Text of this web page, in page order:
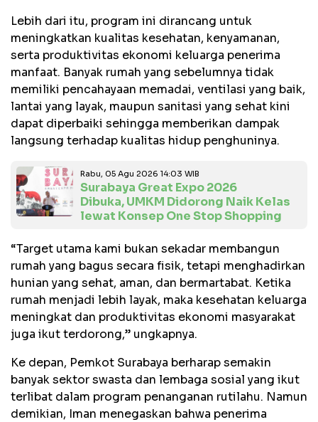
Lebih dari itu, program ini dirancang untuk
meningkatkan kualitas kesehatan, kenyamanan,
serta produktivitas ekonomi keluarga penerima
manfaat. Banyak rumah yang sebelumnya tidak
memiliki pencahayaan memadai, ventilasi yang baik,
lantai yang layak, maupun sanitasi yang sehat kini
dapat diperbaiki sehingga memberikan dampak
langsung terhadap kualitas hidup penghuninya.
Rabu, 05 Agu 2026 14:03 WIB
Surabaya Great Expo 2026
Dibuka, UMKM Didorong Naik Kelas
lewat Konsep One Stop Shopping
“Target utama kami bukan sekadar membangun
rumah yang bagus secara fisik, tetapi menghadirkan
hunian yang sehat, aman, dan bermartabat. Ketika
rumah menjadi lebih layak, maka kesehatan keluarga
meningkat dan produktivitas ekonomi masyarakat
juga ikut terdorong,” ungkapnya.
Ke depan, Pemkot Surabaya berharap semakin
banyak sektor swasta dan lembaga sosial yang ikut
terlibat dalam program penanganan rutilahu. Namun
demikian, Iman menegaskan bahwa penerima